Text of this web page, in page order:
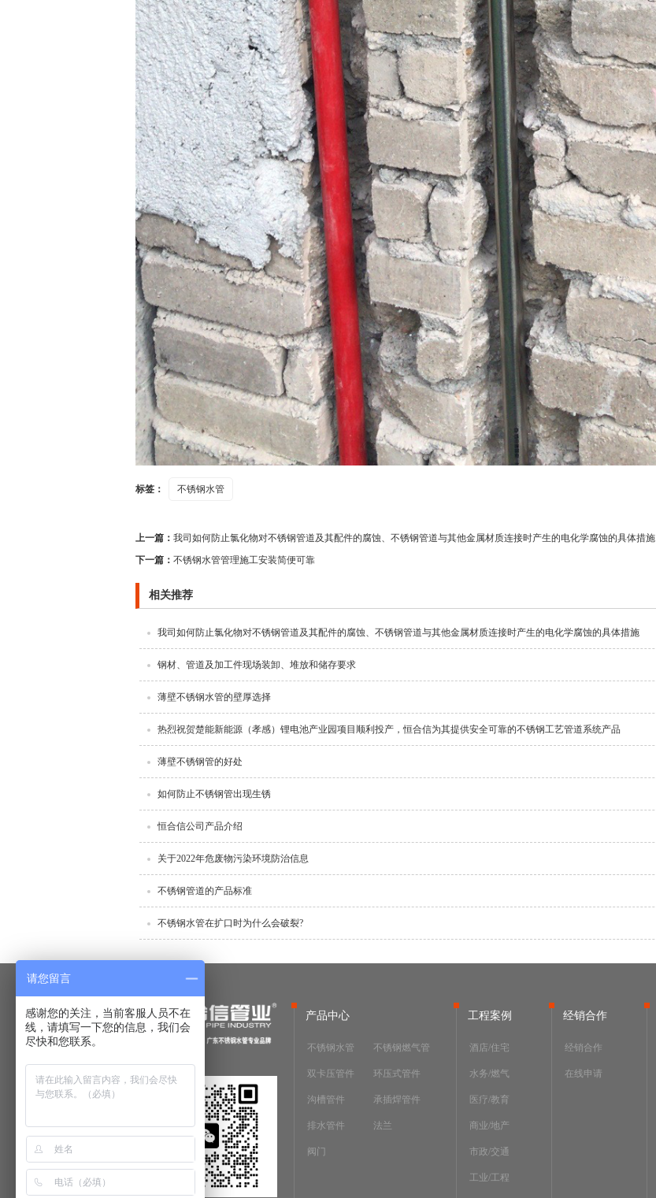
标签： 不锈钢水管
上一篇： 我司如何防止氯化物对不锈钢管道及其配件的腐蚀、不锈钢管道与其他金属材质连接时产生的电化学腐蚀的具体措施
下一篇： 不锈钢水管管理施工安装简便可靠
相关推荐
我司如何防止氯化物对不锈钢管道及其配件的腐蚀、不锈钢管道与其他金属材质连接时产生的电化学腐蚀的具体措施
钢材、管道及加工件现场装卸、堆放和储存要求
薄壁不锈钢水管的壁厚选择
热烈祝贺楚能新能源（孝感）锂电池产业园项目顺利投产，恒合信为其提供安全可靠的不锈钢工艺管道系统产品
薄壁不锈钢管的好处
如何防止不锈钢管出现生锈
恒合信公司产品介绍
关于2022年危废物污染环境防治信息
不锈钢管道的产品标准
不锈钢水管在扩口时为什么会破裂?
产品中心
不锈钢水管 不锈钢燃气管
双卡压管件 环压式管件
沟槽管件 承插焊管件
排水管件 法兰
阀门
工程案例
酒店/住宅
水务/燃气
医疗/教育
商业/地产
市政/交通
工业/工程
经销合作
经销合作
在线申请
请您留言
感谢您的关注，当前客服人员不在
线，请填写一下您的信息，我们会
尽快和您联系。